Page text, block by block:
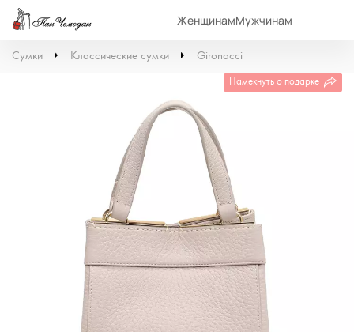
ЖенщинамМужчинам
Сумки Классические сумки Gironacci
Намекнуть о подарке